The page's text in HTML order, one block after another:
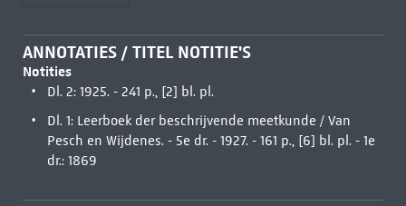
ANNOTATIES / TITEL NOTITIE'S
Notities
Dl. 2: 1925. - 241 p., [2] bl. pl.
Dl. 1: Leerboek der beschrijvende meetkunde / Van
Pesch en Wijdenes. - 5e dr. - 1927. - 161 p., [6] bl. pl. - 1e
dr.: 1869